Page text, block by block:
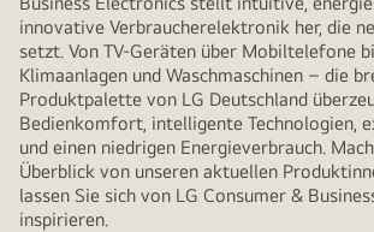
innovative Verbraucherelektronik her, die
setzt. Von TV-Geräten über Mobiltelefone
Klimaanlagen und Waschmaschinen – die
Produktpalette von LG Deutschland
Bedienkomfort, intelligente Technologien,
und einen niedrigen Energieverbrauch.
Überblick von unseren aktuellen
lassen Sie sich von LG Consumer &
inspirieren.